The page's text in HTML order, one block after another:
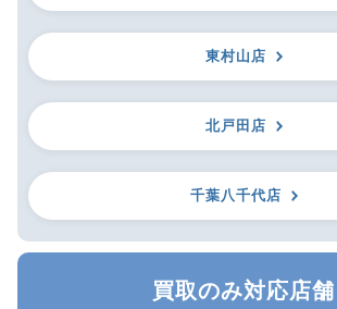
東村山店
北戸田店
千葉八千代店
買取のみ対応店舗